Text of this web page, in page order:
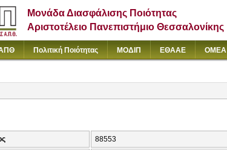
Μονάδα Διασφάλισης Ποιότητας
Αριστοτέλειο Πανεπιστήμιο Θεσσαλονίκης
Πολιτική Ποιότητας ΜΟΔΙΠ ΕΘΑΑΕ ΟΜΕΑ
88553